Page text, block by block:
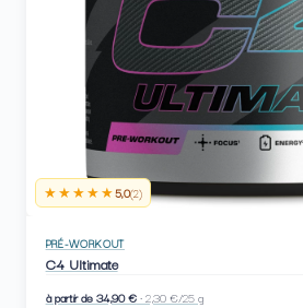
★★★★★5,0(2)
PRÉ-WORKOUT
C4 Ultimate
à partir de 34,90 €· 2,30 €/25 g